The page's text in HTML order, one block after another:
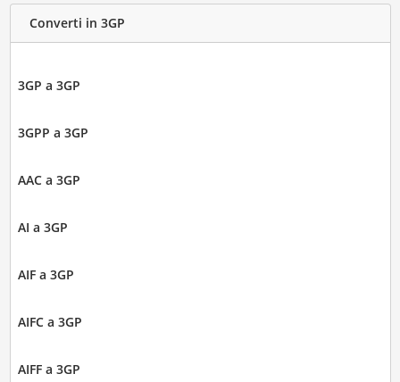
Converti in 3GP
3GP a 3GP
3GPP a 3GP
AAC a 3GP
AI a 3GP
AIF a 3GP
AIFC a 3GP
AIFF a 3GP